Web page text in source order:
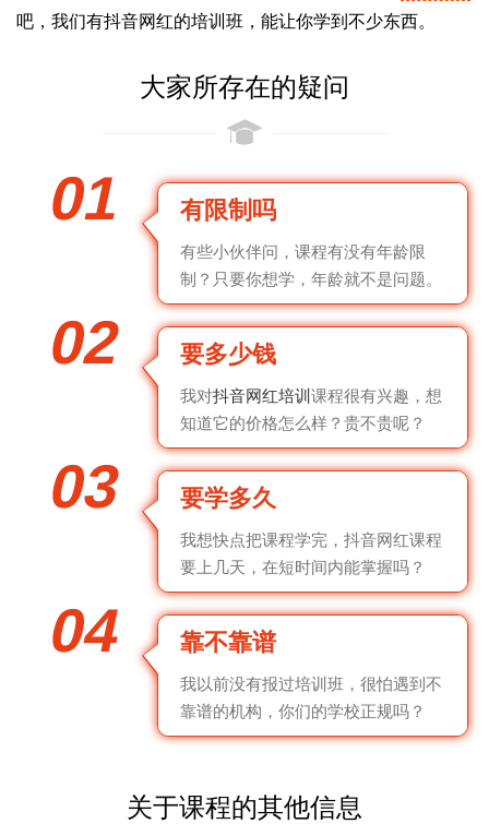
吧，我们有抖音网红的培训班，能让你学到不少东西。
大家所存在的疑问
01 有限制吗
有些小伙伴问，课程有没有年龄限
制？只要你想学，年龄就不是问题。
02 要多少钱
我对抖音网红培训课程很有兴趣，想
知道它的价格怎么样？贵不贵呢？
03 要学多久
我想快点把课程学完，抖音网红课程
要上几天，在短时间内能掌握吗？
04 靠不靠谱
我以前没有报过培训班，很怕遇到不
靠谱的机构，你们的学校正规吗？
关于课程的其他信息